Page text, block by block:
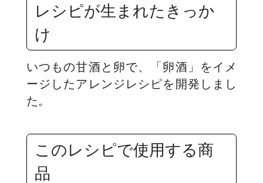
レシピが生まれたきっか
け
いつもの甘酒と卵で、「卵酒」をイメ
ージしたアレンジレシピを開発しまし
た。
このレシピで使用する商
品